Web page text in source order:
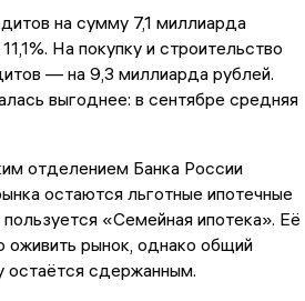
на сумму 7,1 миллиарда
На покупку и строительство
— на 9,3 миллиарда рублей.
выгоднее: в сентябре средняя
отделением Банка России
остаются льготные ипотечные
«Семейная ипотека». Её
оживить рынок, однако общий
остаётся сдержанным.